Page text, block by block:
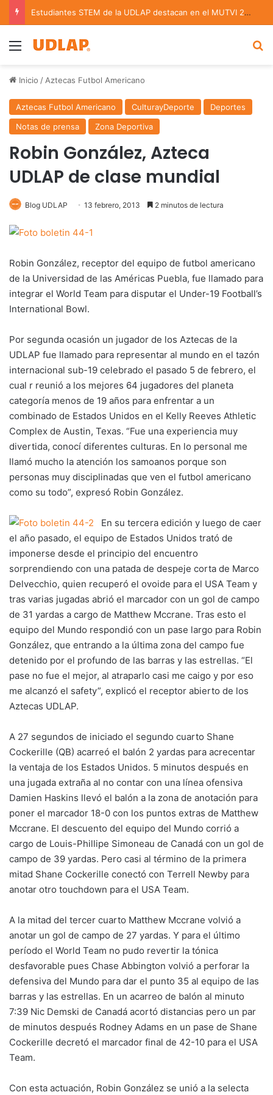
Estudiantes STEM de la UDLAP destacan en el MUTVI 2026
Menu
Inicio / Aztecas Futbol Americano
Aztecas Futbol Americano CulturayDeporte
Deportes
Notas de prensa
Zona Deportiva
Robin González, Azteca
UDLAP de clase mundial
Blog UDLAP 13 febrero, 2013 2 minutos de lectura
Robin González, receptor del equipo de futbol americano
de la Universidad de las Américas Puebla, fue llamado para
integrar el World Team para disputar el Under-19 Football’s
International Bowl.
Por segunda ocasión un jugador de los Aztecas de la
UDLAP fue llamado para representar al mundo en el tazón
internacional sub-19 celebrado el pasado 5 de febrero, el
cual r reunió a los mejores 64 jugadores del planeta
categoría menos de 19 años para enfrentar a un
combinado de Estados Unidos en el Kelly Reeves Athletic
Complex de Austin, Texas. “Fue una experiencia muy
divertida, conocí diferentes culturas. En lo personal me
llamó mucho la atención los samoanos porque son
personas muy disciplinadas que ven el futbol americano
como su todo”, expresó Robin González.
En su tercera edición y luego de caer
el año pasado, el equipo de Estados Unidos trató de
imponerse desde el principio del encuentro
sorprendiendo con una patada de despeje corta de Marco
Delvecchio, quien recuperó el ovoide para el USA Team y
tras varias jugadas abrió el marcador con un gol de campo
de 31 yardas a cargo de Matthew Mccrane. Tras esto el
equipo del Mundo respondió con un pase largo para Robin
González, que entrando a la última zona del campo fue
detenido por el profundo de las barras y las estrellas. “El
pase no fue el mejor, al atraparlo casi me caigo y por eso
me alcanzó el safety”, explicó el receptor abierto de los
Aztecas UDLAP.
A 27 segundos de iniciado el segundo cuarto Shane
Cockerille (QB) acarreó el balón 2 yardas para acrecentar
la ventaja de los Estados Unidos. 5 minutos después en
una jugada extraña al no contar con una línea ofensiva
Damien Haskins llevó el balón a la zona de anotación para
poner el marcador 18-0 con los puntos extras de Matthew
Mccrane. El descuento del equipo del Mundo corrió a
cargo de Louis-Phillipe Simoneau de Canadá con un gol de
campo de 39 yardas. Pero casi al término de la primera
mitad Shane Cockerille conectó con Terrell Newby para
anotar otro touchdown para el USA Team.
A la mitad del tercer cuarto Matthew Mccrane volvió a
anotar un gol de campo de 27 yardas. Y para el último
período el World Team no pudo revertir la tónica
desfavorable pues Chase Abbington volvió a perforar la
defensiva del Mundo para dar el punto 35 al equipo de las
barras y las estrellas. En un acarreo de balón al minuto
7:39 Nic Demski de Canadá acortó distancias pero un par
de minutos después Rodney Adams en un pase de Shane
Cockerille decretó el marcador final de 42-10 para el USA
Team.
Con esta actuación, Robin González se unió a la selecta